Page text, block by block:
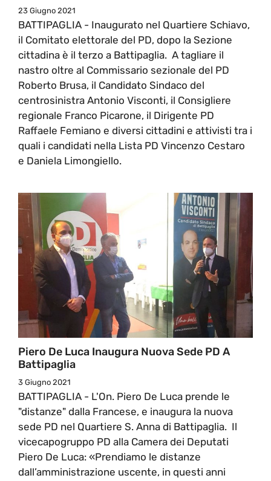
23 Giugno 2021
BATTIPAGLIA - Inaugurato nel Quartiere Schiavo,
il Comitato elettorale del PD, dopo la Sezione
cittadina è il terzo a Battipaglia. A tagliare il
nastro oltre al Commissario sezionale del PD
Roberto Brusa, il Candidato Sindaco del
centrosinistra Antonio Visconti, il Consigliere
regionale Franco Picarone, il Dirigente PD
Raffaele Femiano e diversi cittadini e attivisti tra i
quali i candidati nella Lista PD Vincenzo Cestaro
e Daniela Limongiello.
Piero De Luca Inaugura Nuova Sede PD A
Battipaglia
3 Giugno 2021
BATTIPAGLIA - L'On. Piero De Luca prende le
"distanze" dalla Francese, e inaugura la nuova
sede PD nel Quartiere S. Anna di Battipaglia. Il
vicecapogruppo PD alla Camera dei Deputati
Piero De Luca: «Prendiamo le distanze
dall’amministrazione uscente, in questi anni